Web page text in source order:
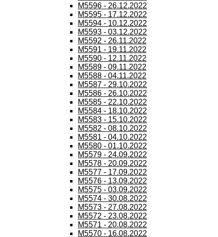
M5596 - 26.12.2022
M5595 - 17.12.2022
M5594 - 10.12.2022
M5593 - 03.12.2022
M5592 - 26.11.2022
M5591 - 19.11.2022
M5590 - 12.11.2022
M5589 - 09.11.2022
M5588 - 04.11.2022
M5587 - 29.10.2022
M5586 - 26.10.2022
M5585 - 22.10.2022
M5584 - 18.10.2022
M5583 - 15.10.2022
M5582 - 08.10.2022
M5581 - 04.10.2022
M5580 - 01.10.2022
M5579 - 24.09.2022
M5578 - 20.09.2022
M5577 - 17.09.2022
M5576 - 13.09.2022
M5575 - 03.09.2022
M5574 - 30.08.2022
M5573 - 27.08.2022
M5572 - 23.08.2022
M5571 - 20.08.2022
M5570 - 16.08.2022